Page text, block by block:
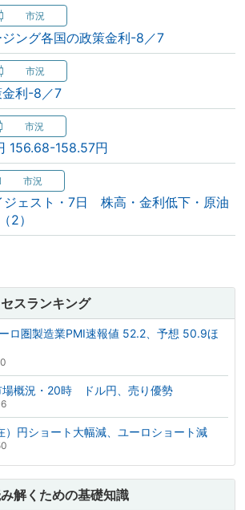
ング各国の政策金利-8／7
金利-8／7
156.68-158.57円
ジェスト・7日 株高・金利低下・原油
2）
スランキング
ロ圏製造業PMI速報値 52.2、予想 50.9ほ
場概況・20時 ドル円、売り優勢
円ショート大幅減、ユーロショート減
解くための基礎知識